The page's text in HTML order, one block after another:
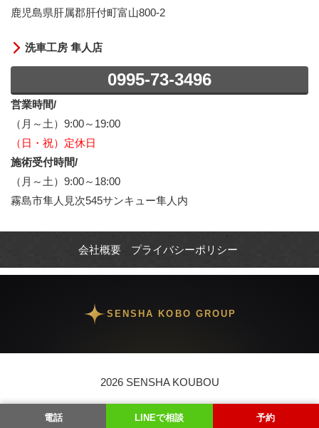
鹿児島県肝属郡肝付町富山800-2
洗車工房 隼人店
0995-73-3496
営業時間/
（月～土）9:00～19:00
（日・祝）定休日
施術受付時間/
（月～土）9:00～18:00
霧島市隼人見次545サンキュー隼人内
会社概要 プライバシーポリシー
SENSHA KOBO GROUP
2026 SENSHA KOUBOU
電話 LINEで相談 予約